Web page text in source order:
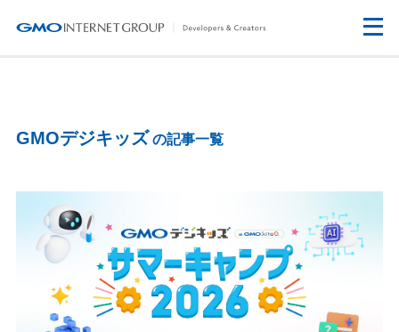
GMOデジキッズ の記事一覧